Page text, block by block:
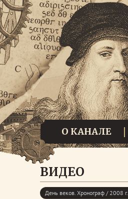
О КАНАЛЕ
ВИДЕО
День веков. Хронограф / 2008 г.